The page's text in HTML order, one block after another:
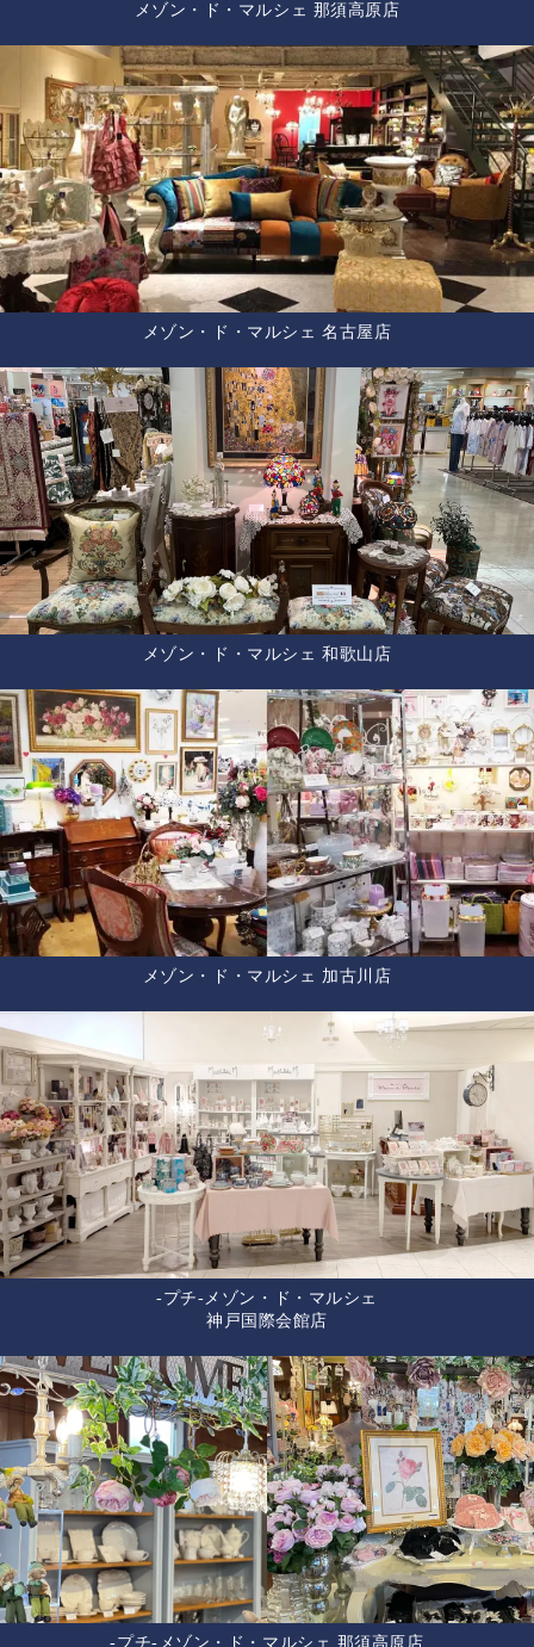
メゾン・ド・マルシェ 那須高原店
メゾン・ド・マルシェ 名古屋店
メゾン・ド・マルシェ 和歌山店
メゾン・ド・マルシェ 加古川店
-プチ-メゾン・ド・マルシェ
神戸国際会館店
-プチ-メゾン・ド・マルシェ 那須高原店